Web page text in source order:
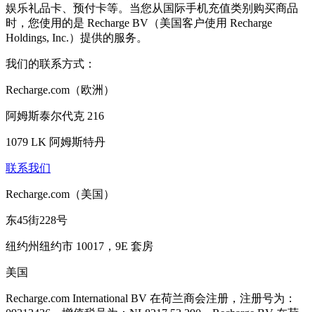
娱乐礼品卡、预付卡等。当您从国际手机充值类别购买商品
时，您使用的是 Recharge BV（美国客户使用 Recharge
Holdings, Inc.）提供的服务。
我们的联系方式：
Recharge.com（欧洲）
阿姆斯泰尔代克 216
1079 LK 阿姆斯特丹
联系我们
Recharge.com（美国）
东45街228号
纽约州纽约市 10017，9E 套房
美国
Recharge.com International BV 在荷兰商会注册，注册号为：